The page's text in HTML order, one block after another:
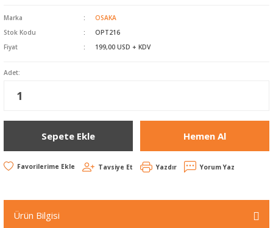
Marka
OSAKA
Stok Kodu
OPT216
Fiyat
199,00 USD + KDV
Adet:
Sepete Ekle Hemen Al
Tavsiye Et Yazdır Yorum Yaz
Ürün Bilgisi